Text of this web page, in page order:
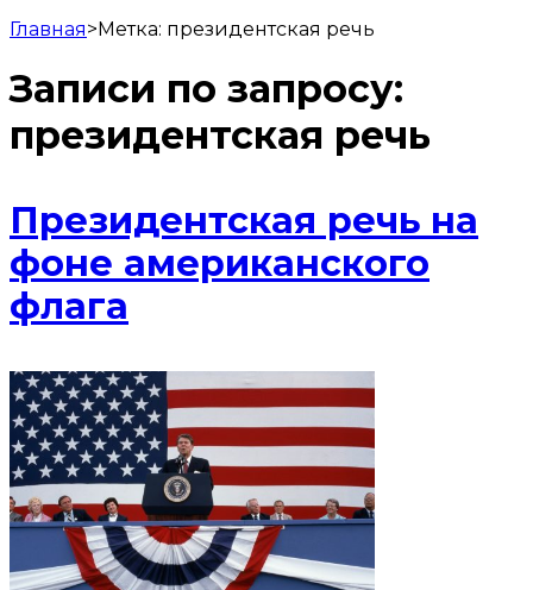
Главная>Метка: президентская речь
Записи по запросу:
президентская речь
Президентская речь на
фоне американского
флага